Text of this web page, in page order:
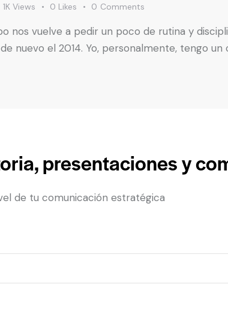
1K Views 0 Likes 0 Comments
nos vuelve a pedir un poco de rutina y
nuevo el 2014. Yo, personalmente, tengo
presentaciones y
de tu comunicación estratégica